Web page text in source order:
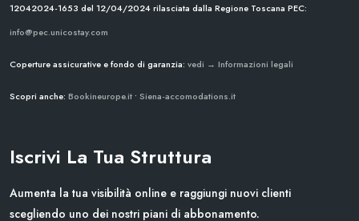
12042024-1653 del 12/04/2024rilasciata dalla Regione Toscana PEC:
info@pec.unicostay.com
Coperture assicurative e fondo di garanzia: vedi → Informazioni legali
Scopri anche: Bookineurope.it • Siena-accomodations.it
Iscrivi La Tua Struttura
Aumenta la tua visibilità online e raggiungi nuovi clienti
scegliendo uno dei nostri piani di abbonamento.